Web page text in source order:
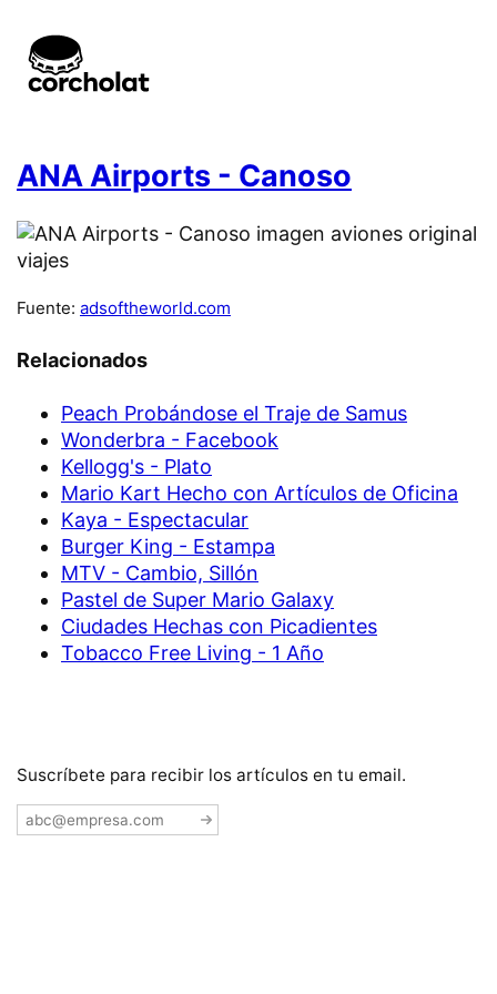
ANA Airports - Canoso
Fuente: adsoftheworld.com
Relacionados
Peach Probándose el Traje de Samus
Wonderbra - Facebook
Kellogg's - Plato
Mario Kart Hecho con Artículos de Oficina
Kaya - Espectacular
Burger King - Estampa
MTV - Cambio, Sillón
Pastel de Super Mario Galaxy
Ciudades Hechas con Picadientes
Tobacco Free Living - 1 Año
Suscríbete para recibir los artículos en tu email.